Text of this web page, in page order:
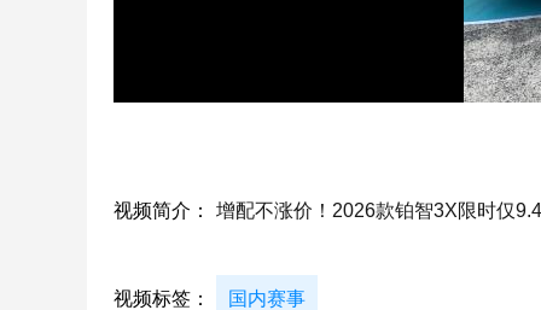
视频简介： 增配不涨价！2026款铂智3X限时仅
视频标签： 国内赛事